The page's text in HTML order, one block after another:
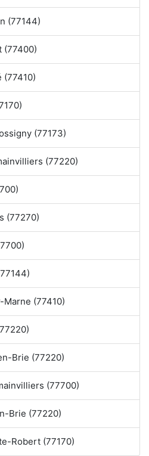
(77144)
(77400)
(77410)
(77173)
(77220)
(77270)
(77410)
Brie (77220)
(77700)
Brie (77220)
Robert (77170)